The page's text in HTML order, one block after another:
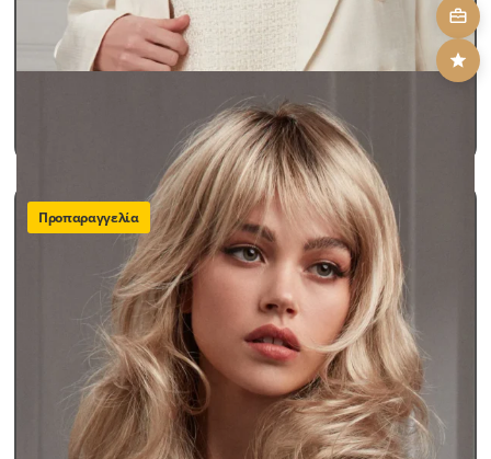
Περούκες Γυναικείες
Περούκες Παθήσεων Lux
CANDY
490,00€
ΠΡΟΣΘΗΚΗ ΣΤΟ ΚΑΛΑΘΙ
Προπαραγγελία